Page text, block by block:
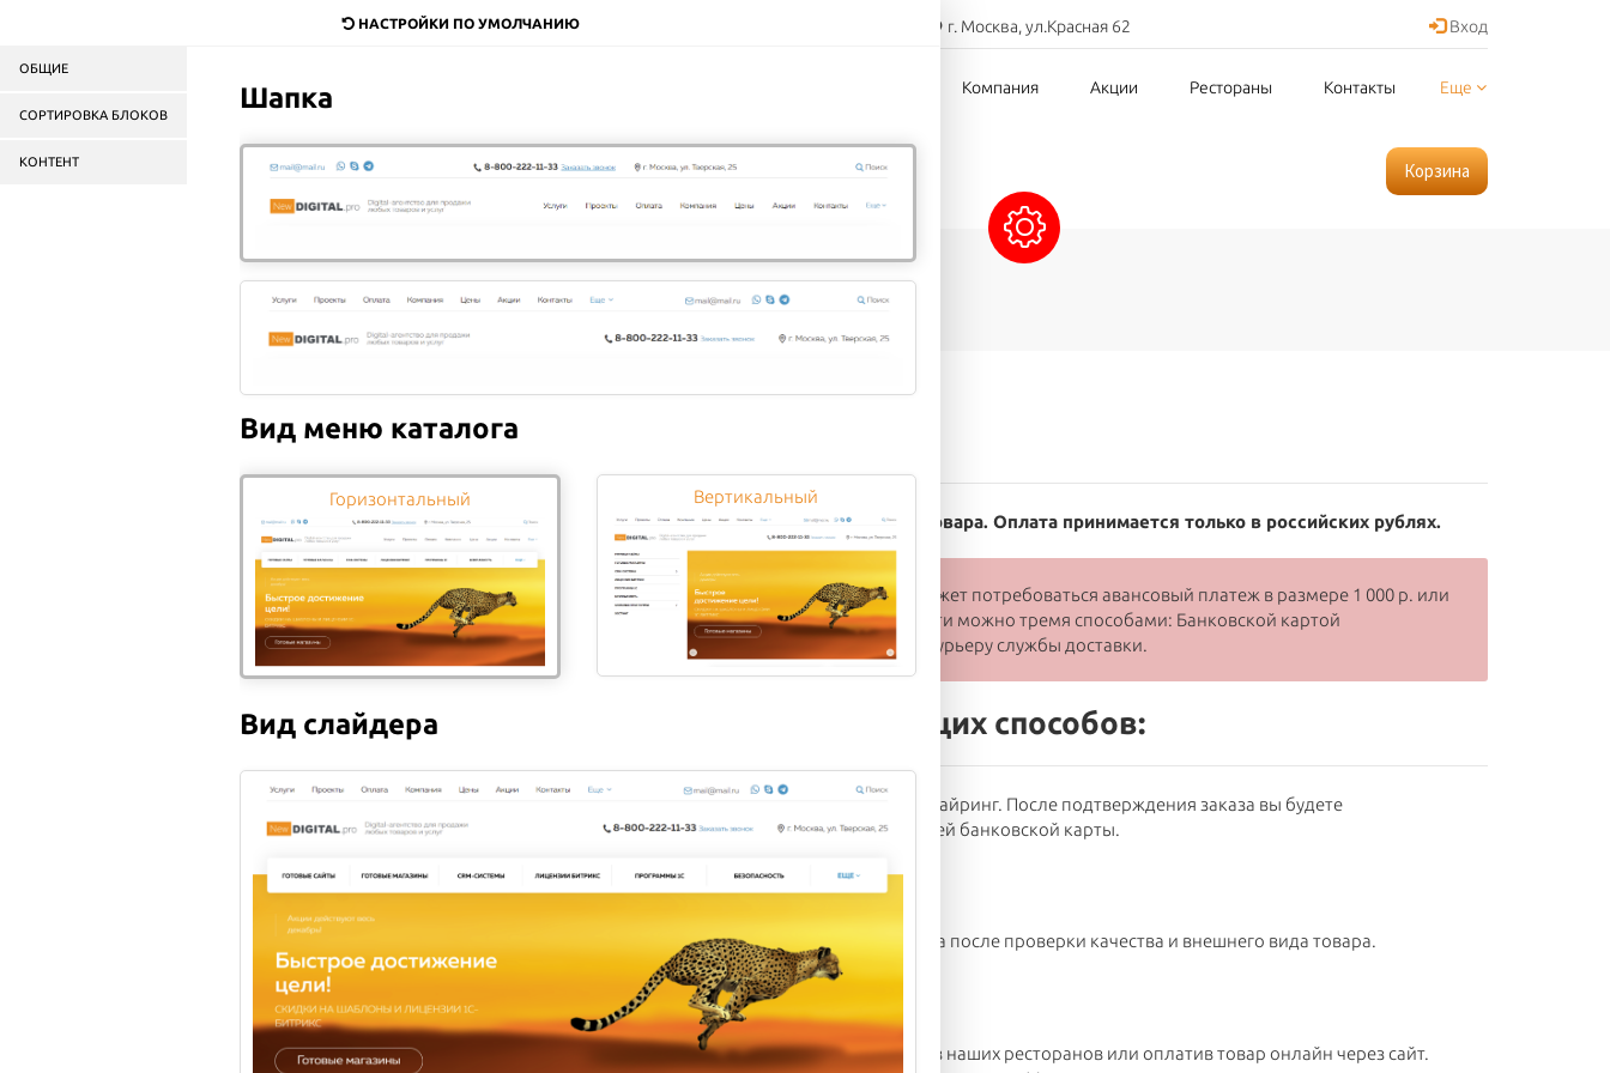
НАСТРОЙКИ ПО УМОЛЧАНИЮ
ОБЩИЕ
СОРТИРОВКА БЛОКОВ
КОНТЕНТ
Шапка
Вид меню каталога
Горизонтальный Вертикальный
Вид слайдера
г. Москва, ул.Красная 62 Вход
Компания Акции Рестораны Контакты Еще
Роллы Салаты Бургеры Сэндвичи Напитки Десерты Корзина
Оплата заказа
В каталоге сайта, стоимость товара указана в рублях, все налоги включены в стоимость товара. Оплата принимается только в российских рублях.
Обращаем ваше внимание, что при заказе товара стоимостью более 10 000 рублей может потребоваться авансовый платеж в размере 1 000 р. или
100% предоплата. О её необходимости Вам сообщит наш менеджер. Предоплату внести можно тремя способами: Банковской картой
(безналичный расчет), или предоплата наличными в пункте выдачи или наличными курьеру службы доставки.
У нас вы сможете оплатить товар одним из следующих способов:
Вы можете оплатить свой заказ банковской картой онлайн банк, осуществляющий интернет эквайринг. После подтверждения заказа вы будете
перенаправлены на защищенную платежную страницу, где вам необходимо ввести данные вашей банковской карты.
Оплата принимается в российских рублях в наших ресторанах или курьеру при получении заказа после проверки качества и внешнего вида товара.
Банковской картойпри самовывозеили онлайн оплате
При помощи банковской карты вы можете оплатить ваш заказ при получении товара в одном из наших ресторанов или оплатив товар онлайн через сайт.